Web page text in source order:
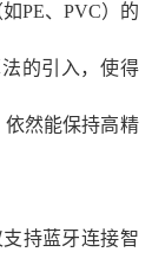
PE、PVC）的
的引入，使得
然能保持高精
持蓝牙连接智